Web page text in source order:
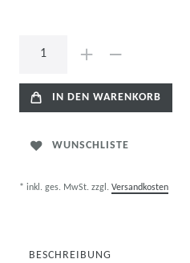
IN DEN WARENKORB
WUNSCHLISTE
* inkl. ges. MwSt. zzgl. Versandkosten
BESCHREIBUNG